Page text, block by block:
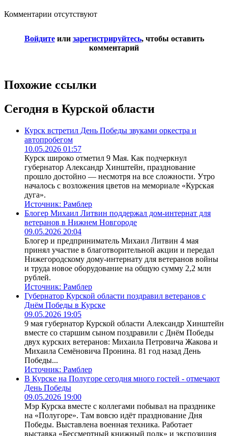
Комментарии отсутствуют
Войдитеили зарегистрируйтесь, чтобы оставить
комментарий
Похожие ссылки
Сегодня в Курской области
Курск встретил День Победы звуками оркестра и
автопробегом
10.05.2026 01:57
Курск широко отметил 9 Мая. Как подчеркнул
губернатор Александр Хинштейн, празднование
прошло достойно — несмотря на все сложности. Утро
началось с возложения цветов на мемориале «Курская
дуга».
Источник: Рамблер
Блогер Михаил Литвин поддержал дом-интернат для
ветеранов в Нижнем Новгороде
09.05.2026 20:04
Блогер и предприниматель Михаил Литвин 4 мая
принял участие в благотворительной акции и передал
Нижегородскому дому-интернату для ветеранов войны
и труда новое оборудование на общую сумму 2,2 млн
рублей.
Источник: Рамблер
Губернатор Курской области поздравил ветеранов с
Днём Победы в Курске
09.05.2026 19:05
9 мая губернатор Курской области Александр Хинштейн
вместе со старшим сыном поздравили с Днём Победы
двух курских ветеранов: Михаила Петровича Жакова и
Михаила Семёновича Пронина. 81 год назад День
Победы...
Источник: Рамблер
В Курске на Полугоре сегодня много гостей - отмечают
День Победы
09.05.2026 19:00
Мэр Курска вместе с коллегами побывал на празднике
на «Полугоре». Там вовсю идёт празднование Дня
Победы. Выставлена военная техника. Работает
выставка «Бессмертный книжный полк» и экспозиция